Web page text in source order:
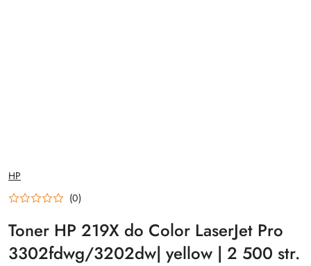
NAZWA
PRODUCENTA:
HP
(0)
Toner HP 219X do Color LaserJet Pro
3302fdwg/3202dw| yellow | 2 500 str.